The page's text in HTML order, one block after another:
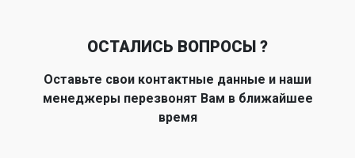
ОСТАЛИСЬ ВОПРОСЫ ?
Оставьте свои контактные данные и наши
менеджеры перезвонят Вам в ближайшее
время